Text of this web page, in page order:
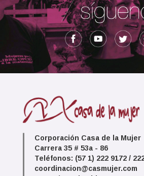
Corporación Casa de la Mujer
Carrera 35 # 53a - 86
Teléfonos: (57 1) 222 9172 /
coordinacion@casmujer.com